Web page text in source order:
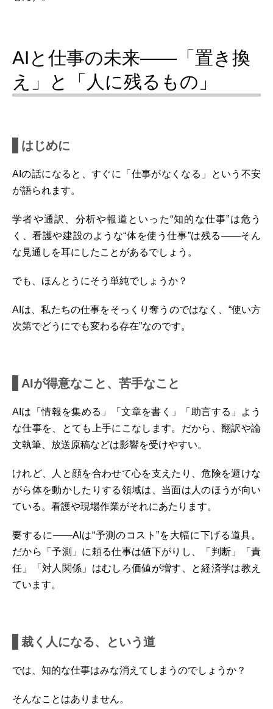
AIと仕事の未来――「置き換
え」と「人に残るもの」
はじめに
AIの話になると、すぐに「仕事がなくなる」という不安
が語られます。
学者や通訳、分析や報道といった“知的な仕事”は危う
く、看護や建設のような“体を使う仕事”は残る――そん
な見通しを耳にしたことがあるでしょう。
でも、ほんとうにそう単純でしょうか？
AIは、私たちの仕事をそっくり奪うのではなく、“使い方
次第でどうにでも変わる存在”なのです。
AIが得意なこと、苦手なこと
AIは「情報を集める」「文章を書く」「助言する」よう
な仕事を、とても上手にこなします。だから、翻訳や論
文執筆、放送原稿などは影響を受けやすい。
けれど、人と顔を合わせて心を支えたり、危険を避けな
がら体を動かしたりする領域は、当面は人のほうが向い
ている。看護や現場作業がそれにあたります。
要するに――AIは“予測のコスト”を大幅に下げる道具。
だから「予測」に頼る仕事は値下がりし、「判断」「責
任」「対人関係」はむしろ価値が増す、と経済学は教え
ています。
裁く人になる、という道
では、知的な仕事はみな消えてしまうのでしょうか？
そんなことはありません。